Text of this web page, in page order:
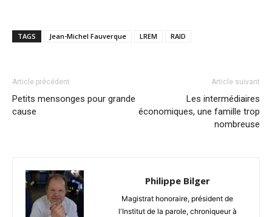
TAGS Jean-Michel Fauverque LREM RAID
Article précédent
Petits mensonges pour grande
cause
Article suivant
Les intermédiaires
économiques, une famille trop
nombreuse
Philippe Bilger
Magistrat honoraire, président de
l'Institut de la parole, chroniqueur à